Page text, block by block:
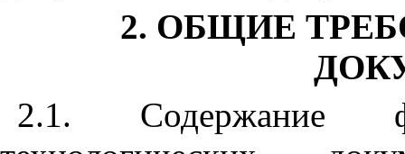
2. ОБЩИЕ
2.1. Содержание